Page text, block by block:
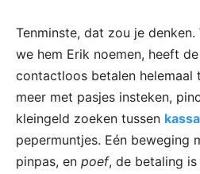
Tenminste, dat zou je
we hem Erik noemen, heeft
contactloos betalen helemaal
meer met pasjes insteken,
kleingeld zoeken tussen
pepermuntjes. Eén beweging
pinpas, en poef, de betaling